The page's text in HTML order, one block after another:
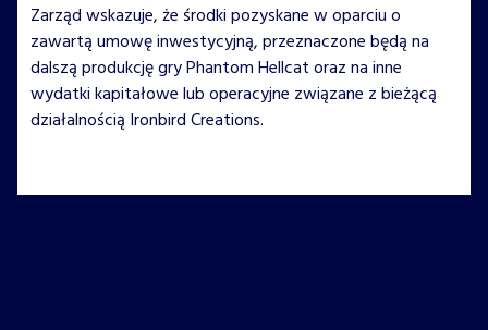
Zarząd wskazuje, że środki pozyskane w oparciu o
zawartą umowę inwestycyjną, przeznaczone będą na
dalszą produkcję gry Phantom Hellcat oraz na inne
wydatki kapitałowe lub operacyjne związane z bieżącą
działalnością Ironbird Creations.